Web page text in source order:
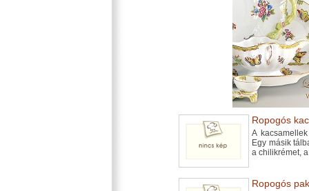
Ropogós
A
Egy másik
a chilikrémet,
Ropogós